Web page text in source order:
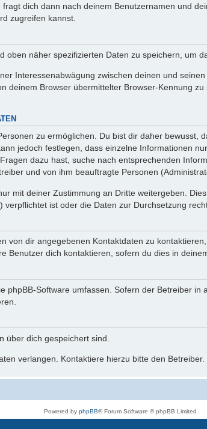
dich dann nach deinem Benutzernamen und
zugreifen kannst.
näher spezifizierten Daten zu speichern, um
Interessenabwägung zwischen deinen und
deinem Browser übermittelter Browser-Kennung
zu ermöglichen. Du bist dir daher bewusst,
jedoch festlegen, dass einzelne Informationen
dazu hast, suche nach entsprechenden
und von ihm beauftragte Personen
mit deiner Zustimmung an Dritte weitergeben.
ist oder die Daten zur Durchsetzung
von dir angegebenen Kontaktdaten zu
Benutzer dich kontaktieren, sofern du dies in
phpBB-Software umfassen. Sofern der Betreiber
über dich gespeichert sind.
verlangen. Kontaktiere hierzu bitte den Betreiber.
Powered by phpBB® Forum Software © phpBB Limited